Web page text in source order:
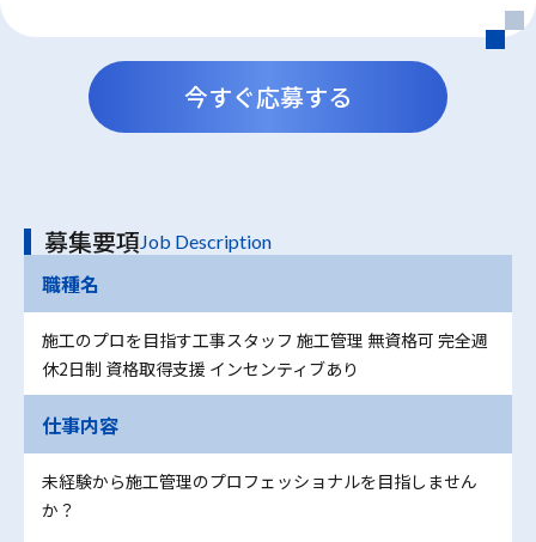
今すぐ応募する
募集要項Job Description
職種名
施工のプロを目指す工事スタッフ 施工管理 無資格可 完全週
休2日制 資格取得支援 インセンティブあり
仕事内容
未経験から施工管理のプロフェッショナルを目指しません
か？